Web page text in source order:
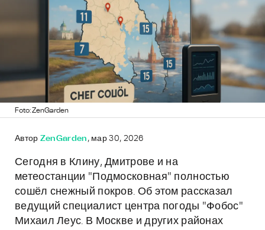
Foto: ZenGarden
Автор ZenGarden , мар 30, 2026
Сегодня в Клину, Дмитрове и на
метеостанции "Подмосковная" полностью
сошёл снежный покров. Об этом рассказал
ведущий специалист центра погоды "Фобос"
Михаил Леус. В Москве и других районах